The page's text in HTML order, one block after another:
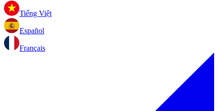
Tiếng Việt
Español
Français